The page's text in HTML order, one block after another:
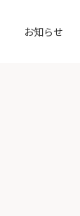
お知らせ